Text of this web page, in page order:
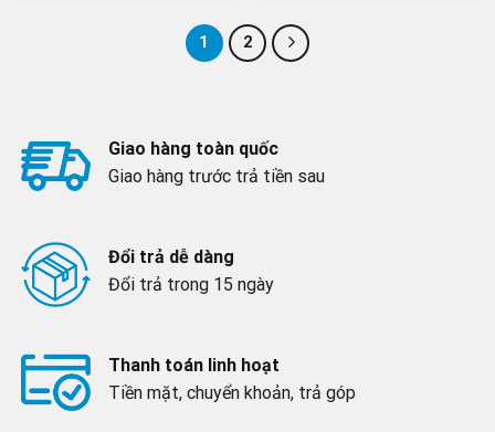
1 2
Giao hàng toàn quốc
Giao hàng trước trả tiền sau
Đổi trả dễ dàng
Đổi trả trong 15 ngày
Thanh toán linh hoạt
Tiền mặt, chuyển khoản, trả góp